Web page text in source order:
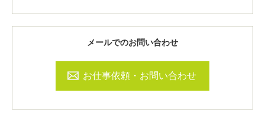
メールでのお問い合わせ
お仕事依頼・お問い合わせ